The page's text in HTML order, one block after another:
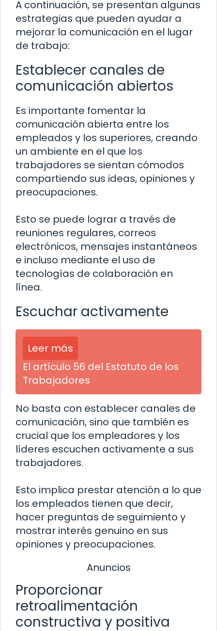
A continuación, se presentan algunas
estrategias que pueden ayudar a
mejorar la comunicación en el lugar
de trabajo:
Establecer canales de
comunicación abiertos
Es importante fomentar la
comunicación abierta entre los
empleados y los superiores, creando
un ambiente en el que los
trabajadores se sientan cómodos
compartiendo sus ideas, opiniones y
preocupaciones.
Esto se puede lograr a través de
reuniones regulares, correos
electrónicos, mensajes instantáneos
e incluso mediante el uso de
tecnologías de colaboración en
línea.
Escuchar activamente
Leer más
El artículo 56 del Estatuto de los
Trabajadores
No basta con establecer canales de
comunicación, sino que también es
crucial que los empleadores y los
líderes escuchen activamente a sus
trabajadores.
Esto implica prestar atención a lo que
los empleados tienen que decir,
hacer preguntas de seguimiento y
mostrar interés genuino en sus
opiniones y preocupaciones.
Anuncios
Proporcionar
retroalimentación
constructiva y positiva